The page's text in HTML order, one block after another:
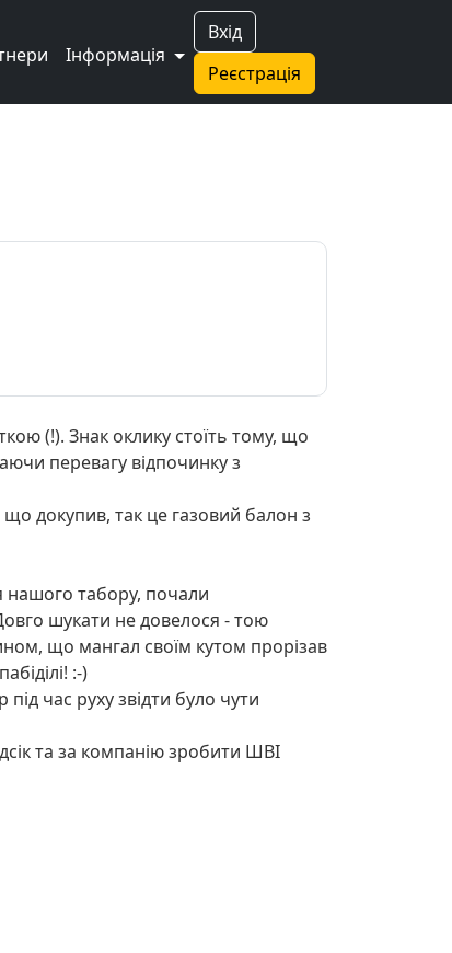
Вхід
Реєстрація
Інформація
(!). Знак оклику стоїть тому, що
перевагу відпочинку з
докупив, так це газовий балон з
нашого табору, почали
шукати не довелося - тою
що мангал своїм кутом прорізав
:-)
час руху звідти було чути
та за компанію зробити ШВІ